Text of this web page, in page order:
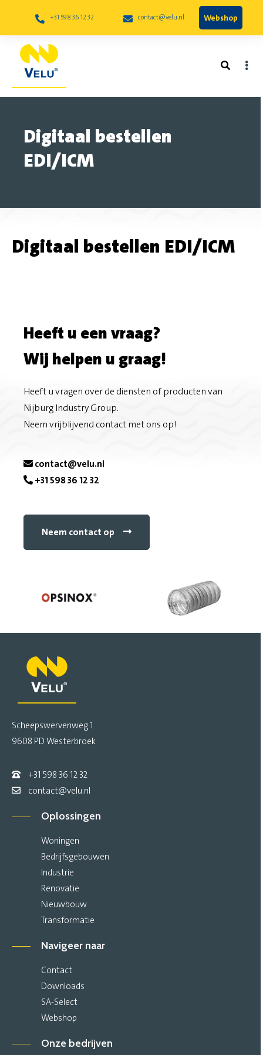
+31 598 36 12 32 contact@velu.nl Webshop
Digitaal bestellen
EDI/ICM
Digitaal bestellen EDI/ICM
Heeft u een vraag?
Wij helpen u graag!
Heeft u vragen over de diensten of producten van
Nijburg Industry Group.
Neem vrijblijvend contact met ons op!
contact@velu.nl
+31 598 36 12 32
Neem contact op
Scheepswervenweg 1
9608 PD Westerbroek
+31 598 36 12 32
contact@velu.nl
Oplossingen
Woningen
Bedrijfsgebouwen
Industrie
Renovatie
Nieuwbouw
Transformatie
Navigeer naar
Contact
Downloads
SA-Select
Webshop
Onze bedrijven